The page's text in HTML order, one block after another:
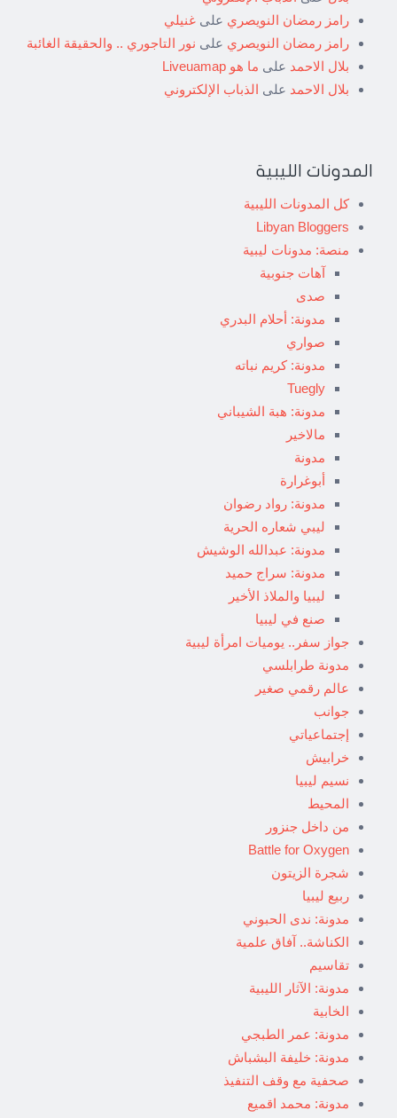
رامز رمضان النويصري على غنيلي
رامز رمضان النويصري على نور التاجوري .. والحقيقة الغائبة
بلال الاحمد على ما هو Liveuamap
بلال الاحمد على الذباب الإلكتروني
المدونات الليبية
كل المدونات الليبية
Libyan Bloggers
منصة: مدونات ليبية
آهات جنوبية
صدى
مدونة: أحلام البدري
صواري
مدونة: كريم نباته
Tuegly
مدونة: هبة الشيباني
مالاخير
مدونة
أبوغرارة
مدونة: رواد رضوان
ليبي شعاره الحرية
مدونة: عبدالله الوشيش
مدونة: سراج حميد
ليبيا والملاذ الأخير
صنع في ليبيا
جواز سفر.. يوميات امرأة ليبية
مدونة طرابلسي
عالم رقمي صغير
جوانب
إجتماعياتي
خرابيش
نسيم ليبيا
المحيط
من داخل جنزور
Battle for Oxygen
شجرة الزيتون
ربيع ليبيا
مدونة: ندى الحبوني
الكناشة.. آفاق علمية
تقاسيم
مدونة: الآثار الليبية
الخابية
مدونة: عمر الطبجي
مدونة: خليفة البشباش
صحفية مع وقف التنفيذ
مدونة: محمد اقميع